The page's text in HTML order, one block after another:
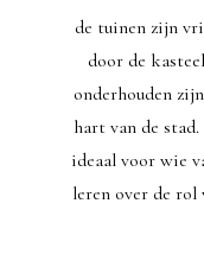
de tuinen zijn
door de
onderhouden
hart van de
ideaal voor wie
leren over de rol